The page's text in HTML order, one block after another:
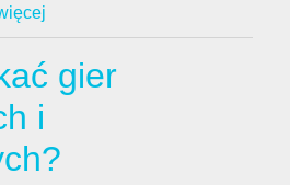
gier
i